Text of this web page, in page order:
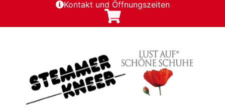
Kontakt und Öffnungszeiten